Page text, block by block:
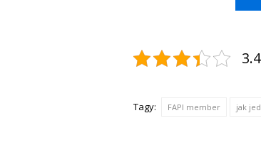
Tagy: FAPI member jak